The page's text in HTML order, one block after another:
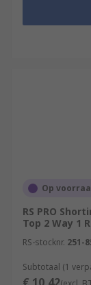
Op
RS PRO
Top 2 Way 1
RS-stocknr. 251-
Subtotaal (1